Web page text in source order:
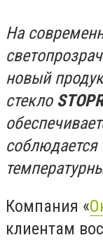
На
новый
стекло
Компания «
клиентам